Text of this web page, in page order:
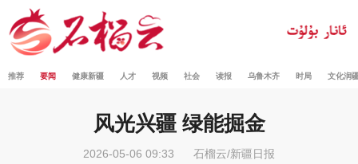
推荐 要闻 健康新疆 人才 视频 社会 读报 乌鲁木齐 时局 文化润
风光兴疆 绿能掘金
2026-05-06 09:33 石榴云/新疆日报